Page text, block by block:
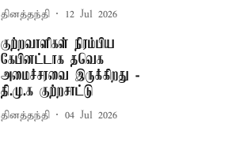
தினத்தந்தி 12 Jul 2026
குற்றவாளிகள் நிரம்பிய
கேபினட்டாக தவெக
அமைச்சரவை இருக்கிறது -
தி.மு.க குற்றசாட்டு
தினத்தந்தி 04 Jul 2026